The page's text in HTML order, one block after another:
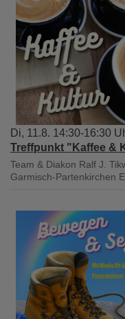
Di, 11.8. 14:30-16:30
Treffpunkt "Kaffee &
Team & Diakon Ralf J.
Garmisch-Partenkirchen